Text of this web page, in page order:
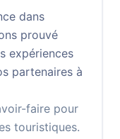
dans
prouvé
expériences
partenaires à
faire pour
touristiques.